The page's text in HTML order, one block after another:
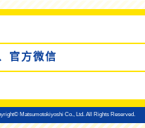
官方微信
Matsumotokiyoshi Co., Ltd. All Rights Reserved.